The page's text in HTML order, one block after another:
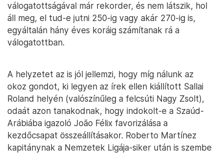
válogatottságával már rekorder, és nem látszik, hol
áll meg, el tud-e jutni 250-ig vagy akár 270-ig is,
egyáltalán hány éves koráig számítanak rá a
válogatottban.
A helyzetet az is jól jellemzi, hogy míg nálunk az
okoz gondot, ki legyen az írek ellen kiállított Sallai
Roland helyén (valószínűleg a felcsúti Nagy Zsolt),
odaát azon tanakodnak, hogy indokolt-e a Szaúd-
Arábiába igazoló João Félix favorizálása a
kezdőcsapat összeállításakor. Roberto Martínez
kapitánynak a Nemzetek Ligája-siker után is szembe